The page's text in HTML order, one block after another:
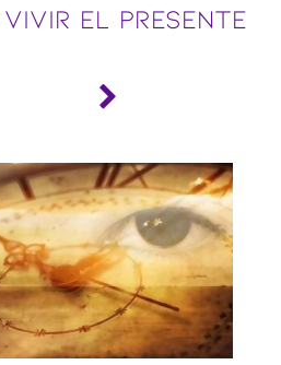
EL PRESENTE